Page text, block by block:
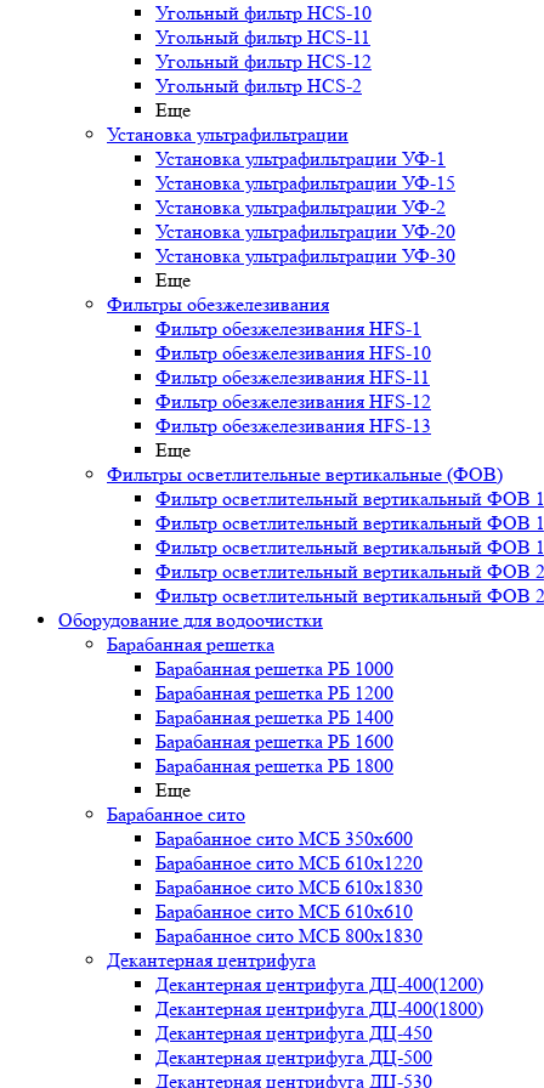
Угольный фильтр HСS-10
Угольный фильтр HСS-11
Угольный фильтр HСS-12
Угольный фильтр HСS-2
Еще
Установка ультрафильтрации
Установка ультрафильтрации УФ-1
Установка ультрафильтрации УФ-15
Установка ультрафильтрации УФ-2
Установка ультрафильтрации УФ-20
Установка ультрафильтрации УФ-30
Еще
Фильтры обезжелезивания
Фильтр обезжелезивания HFS-1
Фильтр обезжелезивания HFS-10
Фильтр обезжелезивания HFS-11
Фильтр обезжелезивания HFS-12
Фильтр обезжелезивания HFS-13
Еще
Фильтры осветлительные вертикальные (ФОВ)
Фильтр осветлительный вертикальный ФОВ
Фильтр осветлительный вертикальный ФОВ
Фильтр осветлительный вертикальный ФОВ
Фильтр осветлительный вертикальный ФОВ
Фильтр осветлительный вертикальный ФОВ
Оборудование для водоочистки
Барабанная решетка
Барабанная решетка РБ 1000
Барабанная решетка РБ 1200
Барабанная решетка РБ 1400
Барабанная решетка РБ 1600
Барабанная решетка РБ 1800
Еще
Барабанное сито
Барабанное сито МСБ 350x600
Барабанное сито МСБ 610x1220
Барабанное сито МСБ 610x1830
Барабанное сито МСБ 610x610
Барабанное сито МСБ 800x1830
Декантерная центрифуга
Декантерная центрифуга ДЦ-400(1200)
Декантерная центрифуга ДЦ-400(1800)
Декантерная центрифуга ДЦ-450
Декантерная центрифуга ДЦ-500
Декантерная центрифуга ДЦ-530